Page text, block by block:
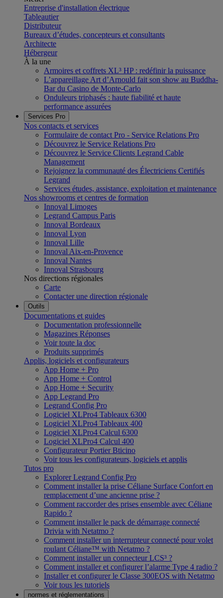
Entreprise d'installation électrique
Tableautier
Distributeur
Bureaux d’études, concepteurs et consultants
Architecte
Hébergeur
À la une
Armoires et coffrets XL³ HP : redéfinir la puissance
L’appareillage Art d’Arnould fait son show au Buddha-
Bar du Casino de Monte-Carlo
Onduleurs triphasés : haute fiabilité et haute
performance assurées
Services Pro
Nos contacts et services
Formulaire de contact Pro - Service Relations Pro
Découvrez le Service Relations Pro
Découvrez le Service Clients Legrand Cable
Management
Rejoignez la communauté des Électriciens Certifiés
Legrand
Services études, assistance, exploitation et maintenance
Nos showrooms et centres de formation
Innoval Limoges
Legrand Campus Paris
Innoval Bordeaux
Innoval Lyon
Innoval Lille
Innoval Aix-en-Provence
Innoval Nantes
Innoval Strasbourg
Nos directions régionales
Carte
Contacter une direction régionale
Outils
Documentations et guides
Documentation professionnelle
Magazines Réponses
Voir toute la doc
Produits supprimés
Applis, logiciels et configurateurs
App Home + Pro
App Home + Control
App Home + Security
App Legrand Pro
Legrand Config Pro
Logiciel XLPro4 Tableaux 6300
Logiciel XLPro4 Tableaux 400
Logiciel XLPro4 Calcul 6300
Logiciel XLPro4 Calcul 400
Configurateur Portier Bticino
Voir tous les configurateurs, logiciels et applis
Tutos pro
Explorer Legrand Config Pro
Comment installer la prise Céliane Surface Confort en
remplacement d’une ancienne prise ?
Comment raccorder des prises ensemble avec Céliane
Rapido ?
Comment installer le pack de démarrage connecté
Drivia with Netatmo ?
Comment installer un interrupteur connecté pour volet
roulant Céliane™ with Netatmo ?
Comment installer un connecteur LCS³ ?
Comment installer et configurer l’alarme Type 4 radio ?
Installer et configurer le Classe 300EOS with Netatmo
Voir tous les tutoriels
normes et réglementations